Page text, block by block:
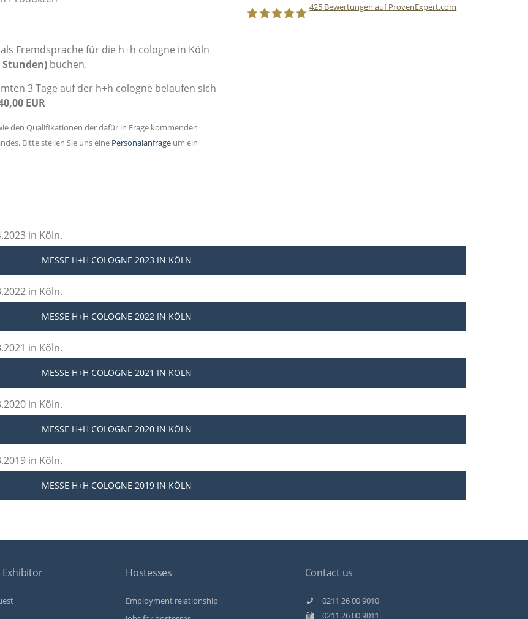
Fremdsprache für die h+h cologne in Köln
Stunden) buchen.
3 Tage auf der h+h cologne belaufen sich
EUR
den Qualifikationen der dafür in Frage kommenden
Bitte stellen Sie uns eine Personalanfrage um ein
425 Bewertungen auf ProvenExpert.com
in Köln.
MESSE H+H COLOGNE 2023 IN KÖLN
in Köln.
MESSE H+H COLOGNE 2022 IN KÖLN
in Köln.
MESSE H+H COLOGNE 2021 IN KÖLN
in Köln.
MESSE H+H COLOGNE 2020 IN KÖLN
in Köln.
MESSE H+H COLOGNE 2019 IN KÖLN
Exhibitor Hostesses
Employment relationship
Contact us
0211 26 00 9010
0211 26 00 9011